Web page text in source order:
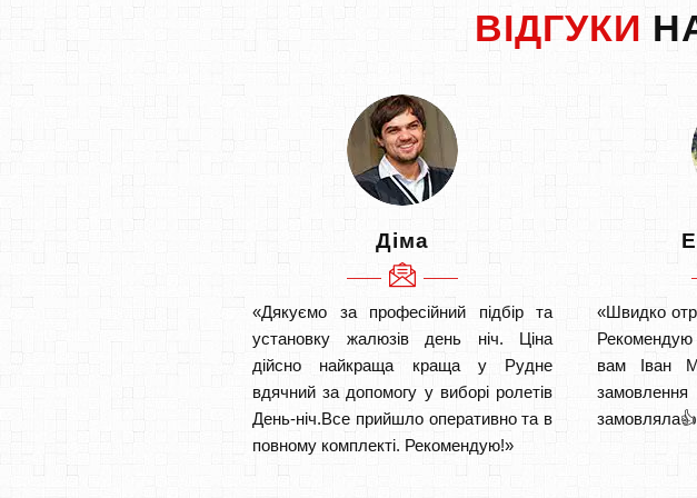
ВІДГУКИ
Діма
«Дякуємо за професійний підбір та
установку жалюзів день ніч. Ціна
дійсно найкраща краща у Рудне
вдячний за допомогу у виборі ролетів
День-ніч.Все прийшло оперативно та в
повному комплекті. Рекомендую!»
«Швидко
Рекомендую
вам Іван